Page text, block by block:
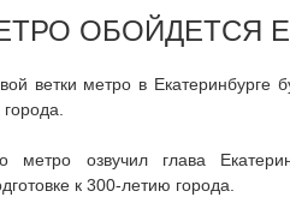
ОБОЙДЕТСЯ
ветки метро в
метро озвучил глава
к 300-летию города.